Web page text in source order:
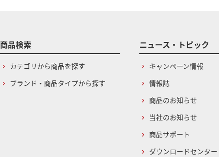
商品検索
カテゴリから商品を探す
ブランド・商品タイプから探す
ニュース・トピック
キャンペーン情報
情報誌
商品のお知らせ
当社のお知らせ
商品サポート
ダウンロードセンター